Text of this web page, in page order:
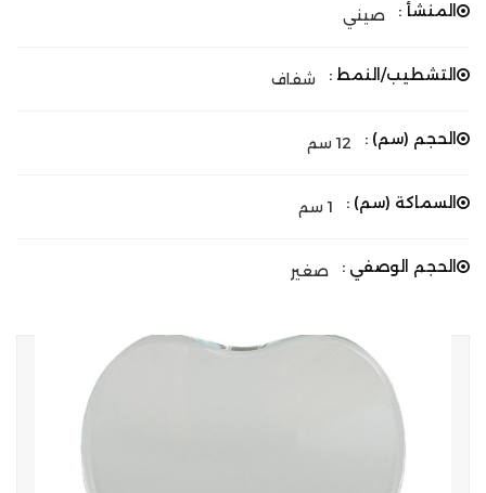
المنشأ : صيني
التشطيب/النمط : شفاف
الحجم (سم) : 12 سم
السماكة (سم) : 1 سم
الحجم الوصفي : صغير